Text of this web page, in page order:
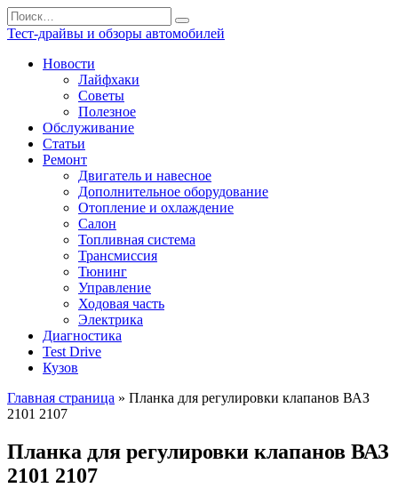
Перейти
к
содержанию
Search
for:
Тест-драйвы и обзоры автомобилей
Новости
Лайфхаки
Советы
Полезное
Обслуживание
Статьи
Ремонт
Двигатель и навесное
Дополнительное оборудование
Отопление и охлаждение
Салон
Топливная система
Трансмиссия
Тюнинг
Управление
Ходовая часть
Электрика
Диагностика
Test Drive
Кузов
Главная страница » Планка для регулировки клапанов ВАЗ
2101 2107
Планка для регулировки клапанов ВАЗ
2101 2107